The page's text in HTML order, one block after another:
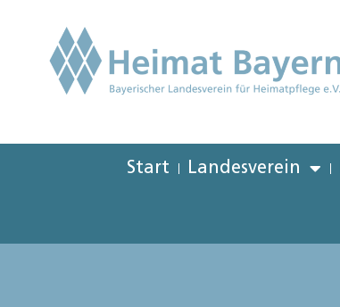
Start Landesverein